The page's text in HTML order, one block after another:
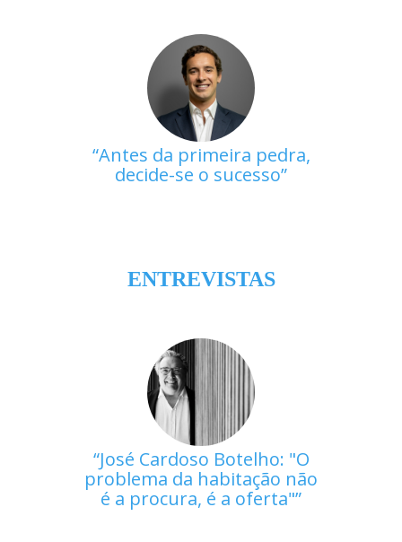
Antes da primeira pedra,
decide-se o sucesso
ENTREVISTAS
José Cardoso Botelho: "O
problema da habitação não
é a procura, é a oferta"